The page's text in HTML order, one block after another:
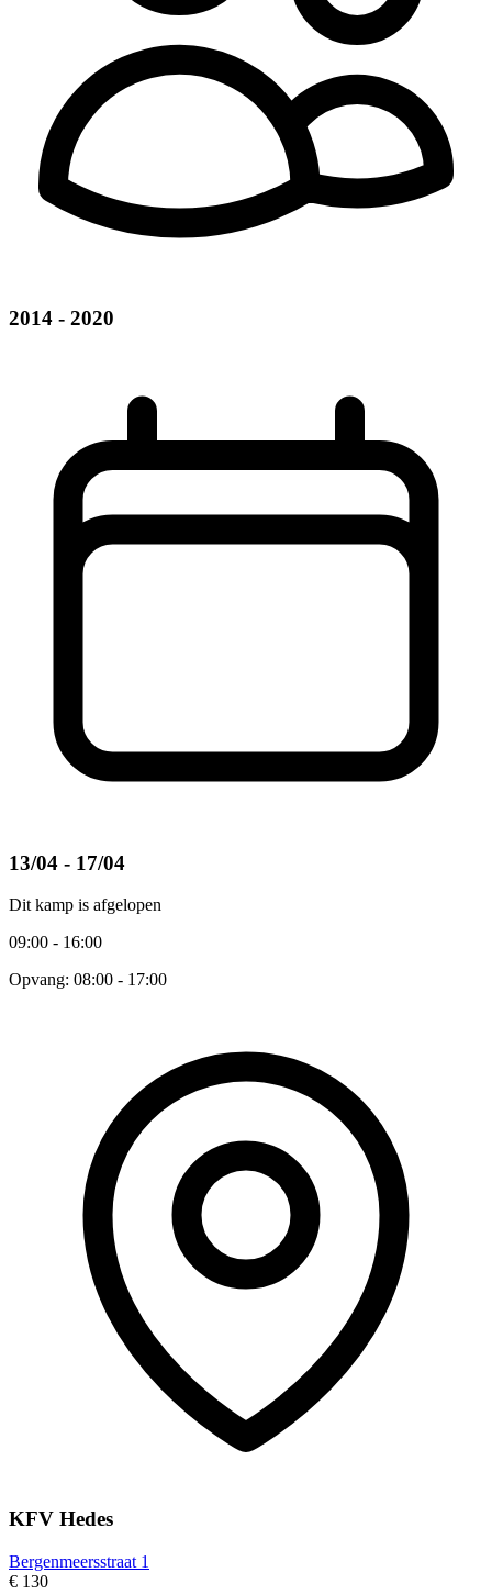
2014 - 2020
13/04 - 17/04
Dit kamp is afgelopen
09:00 - 16:00
Opvang: 08:00 - 17:00
KFV Hedes
Bergenmeersstraat 1
€ 130